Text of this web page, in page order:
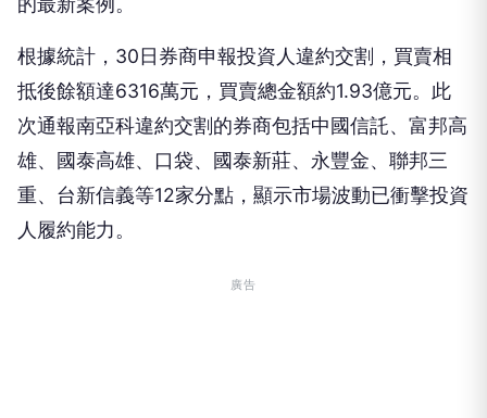
抵後餘額達6316萬元，買賣總金額約1.93億元。此
次通報南亞科違約交割的券商包括中國信託、富邦高
雄、國泰高雄、口袋、國泰新莊、永豐金、聯邦三
重、台新信義等12家分點，顯示市場波動已衝擊投資
人履約能力。